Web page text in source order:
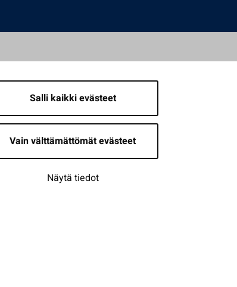
Salli kaikki evästeet
Vain välttämättömät evästeet
Näytä tiedot